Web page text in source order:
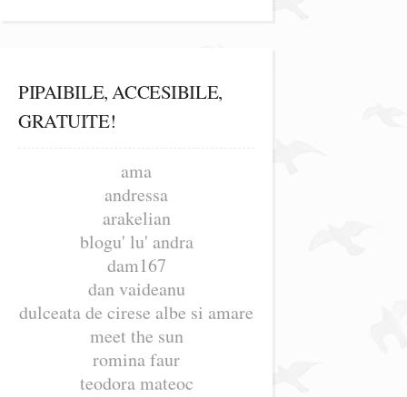
PIPAIBILE, ACCESIBILE,
GRATUITE!
ama
andressa
arakelian
blogu' lu' andra
dam167
dan vaideanu
dulceata de cirese albe si amare
meet the sun
romina faur
teodora mateoc